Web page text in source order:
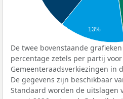
13%
De twee bovenstaande
percentage zetels per partij
Gemeenteraadsverkiezingen in
De gegevens zijn beschikbaar
Standaard worden de uitslagen